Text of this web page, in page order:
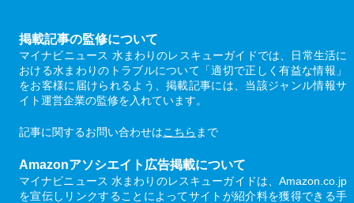
掲載記事の監修について
マイナビニュース 水まわりのレスキューガイドでは、日常生活に
おける水まわりのトラブルについて「適切で正しく有益な情報」
をお客様に届けられるよう、掲載記事には、当該ジャンル情報サ
イト運営企業の監修を入れています。
記事に関するお問い合わせはこちら まで
Amazonアソシエイト広告掲載について
マイナビニュース 水まわりのレスキューガイドは、Amazon.co.jp
を宣伝しリンクすることによってサイトが紹介料を獲得できる手